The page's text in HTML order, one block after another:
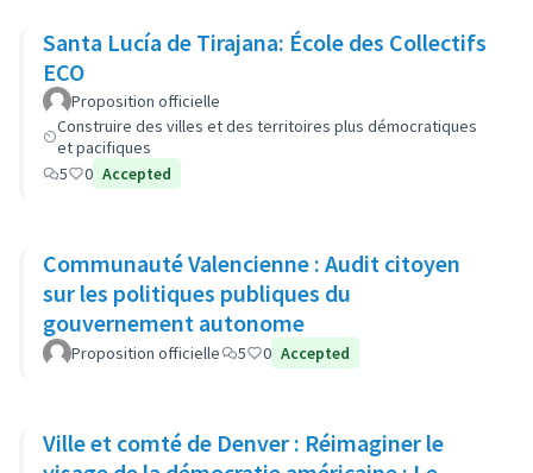
Santa Lucía de Tirajana: École des Collectifs
ECO
Proposition officielle
Construire des villes et des territoires plus démocratiques
et pacifiques
5
0 Accepted
Communauté Valencienne : Audit citoyen
sur les politiques publiques du
gouvernement autonome
Proposition officielle 5 0 Accepted
Ville et comté de Denver : Réimaginer le